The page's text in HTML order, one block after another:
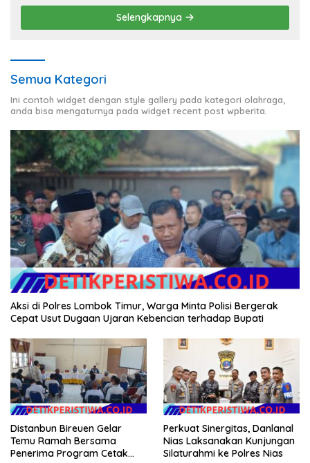
Selengkapnya
Semua Kategori
Ini contoh widget dengan style gallery pada kategori olahraga,
anda bisa mengaturnya pada widget recent post wpberita.
Aksi di Polres Lombok Timur, Warga Minta Polisi Bergerak
Cepat Usut Dugaan Ujaran Kebencian terhadap Bupati
Distanbun Bireuen Gelar
Temu Ramah Bersama
Penerima Program Cetak
Perkuat Sinergitas, Danlanal
Nias Laksanakan Kunjungan
Silaturahmi ke Polres Nias